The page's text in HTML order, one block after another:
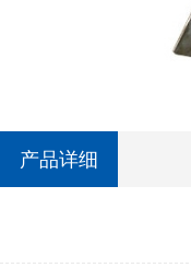
产品详细